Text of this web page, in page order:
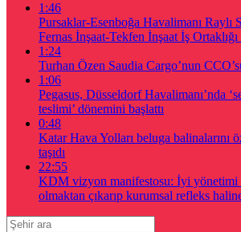
1:46
Pursaklar-Esenboğa Havalimanı Raylı
Fernas İnşaat-Tekfen İnşaat İş Ortaklığı
1:24
Turhan Özen Saudia Cargo’nun
1:06
Pegasus, Düsseldorf Havalimanı’nda
teslimi’ dönemini başlattı
0:48
Katar Hava Yolları beluga balinalarını
taşıdı
22:55
KDM vizyon manifestosu: İyi yönetimi
olmaktan çıkarıp kurumsal refleks